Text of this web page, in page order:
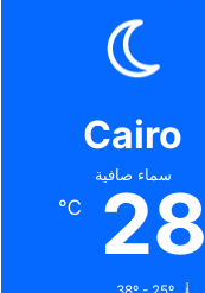
Cairo
سماء صافية
28
℃